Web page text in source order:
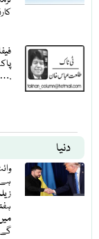
دنیا
ہے